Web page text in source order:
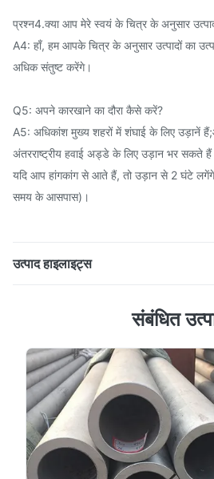
प्रश्न4.क्या आप मेरे स्वयं के चित्र के अनुसार
A4: हाँ, हम आपके चित्र के अनुसार उत्पादों का
अधिक संतुष्ट करेंगे।
Q5: अपने कारखाने का दौरा कैसे करें?
A5: अधिकांश मुख्य शहरों में शंघाई के लिए उड़ानें
अंतरराष्ट्रीय हवाई अड्डे के लिए उड़ान भर सकते
यदि आप हांगकांग से आते हैं, तो उड़ान से 2 घंटे
समय के आसपास)।
उत्पाद हाइलाइट्स
मिमी ST35 ST45 ST52 सीमलेस स्टील
का नाम दीन 1630 औद्योगिक निर्बाध
30 मिमी ST35 ST45 ST52 मानक दीन
संबंधित